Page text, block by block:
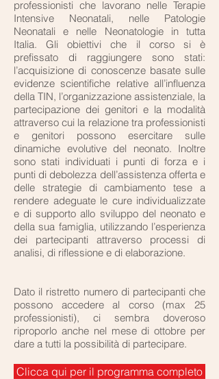
professionisti che lavorano nelle Terapie
Intensive Neonatali, nelle Patologie
Neonatali e nelle Neonatologie in tutta
Italia. Gli obiettivi che il corso si è
prefissato di raggiungere sono stati:
l’acquisizione di conoscenze basate sulle
evidenze scientifiche relative all’influenza
della TIN, l’organizzazione assistenziale, la
partecipazione dei genitori e la modalità
attraverso cui la relazione tra professionisti
e genitori possono esercitare sulle
dinamiche evolutive del neonato. Inoltre
sono stati individuati i punti di forza e i
punti di debolezza dell’assistenza offerta e
delle strategie di cambiamento tese a
rendere adeguate le cure individualizzate
e di supporto allo sviluppo del neonato e
della sua famiglia, utilizzando l’esperienza
dei partecipanti attraverso processi di
analisi, di riflessione e di elaborazione.
Dato il ristretto numero di partecipanti che
possono accedere al corso (max 25
professionisti), ci sembra doveroso
riproporlo anche nel mese di ottobre per
dare a tutti la possibilità di partecipare.
Clicca qui per il programma completo